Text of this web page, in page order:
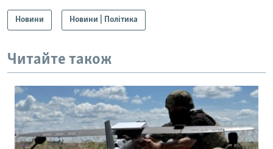
Новини Новини | Політика
Читайте також